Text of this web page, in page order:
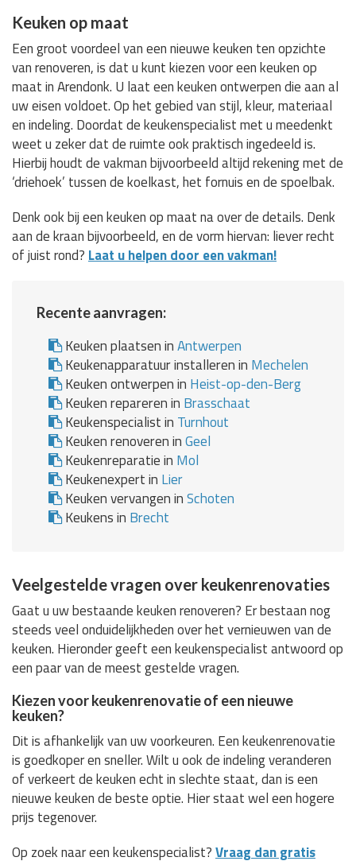
Keuken op maat
Een groot voordeel van een nieuwe keuken ten opzichte
van renoveren, is dat u kunt kiezen voor een keuken op
maat in Arendonk. U laat een keuken ontwerpen die aan al
uw eisen voldoet. Op het gebied van stijl, kleur, materiaal
en indeling. Doordat de keukenspecialist met u meedenkt
weet u zeker dat de ruimte ook praktisch ingedeeld is.
Hierbij houdt de vakman bijvoorbeeld altijd rekening met de
‘driehoek’ tussen de koelkast, het fornuis en de spoelbak.
Denk ook bij een keuken op maat na over de details. Denk
aan de kraan bijvoorbeeld, en de vorm hiervan: liever recht
of juist rond? Laat u helpen door een vakman!
Recente aanvragen:
Keuken plaatsen inAntwerpen
Keukenapparatuur installeren in Mechelen
Keuken ontwerpen in Heist-op-den-Berg
Keuken repareren in Brasschaat
Keukenspecialist in Turnhout
Keuken renoveren inGeel
Keukenreparatie in Mol
Keukenexpert in Lier
Keuken vervangen inSchoten
Keukens in Brecht
Veelgestelde vragen over keukenrenovaties
Gaat u uw bestaande keuken renoveren? Er bestaan nog
steeds veel onduidelijkheden over het vernieuwen van de
keuken. Hieronder geeft een keukenspecialist antwoord op
een paar van de meest gestelde vragen.
Kiezen voor keukenrenovatie of een nieuwe
keuken?
Dit is afhankelijk van uw voorkeuren. Een keukenrenovatie
is goedkoper en sneller. Wilt u ook de indeling veranderen
of verkeert de keuken echt in slechte staat, dan is een
nieuwe keuken de beste optie. Hier staat wel een hogere
prijs tegenover.
Op zoek naar een keukenspecialist?Vraag dan gratis